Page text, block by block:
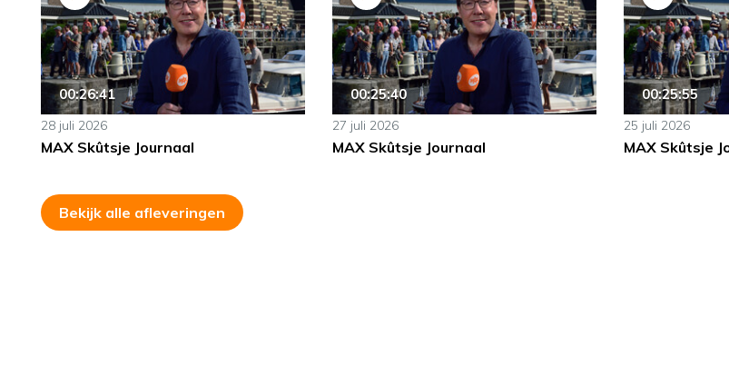
00:26:41
28 juli 2026
MAX Skûtsje Journaal
00:25:40
27 juli 2026
MAX Skûtsje Journaal
00:25:55
25 juli 2026
MAX Skûtsje
Bekijk alle afleveringen